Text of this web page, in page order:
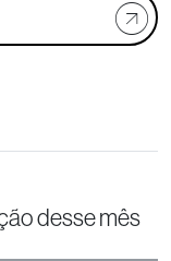
desse mês